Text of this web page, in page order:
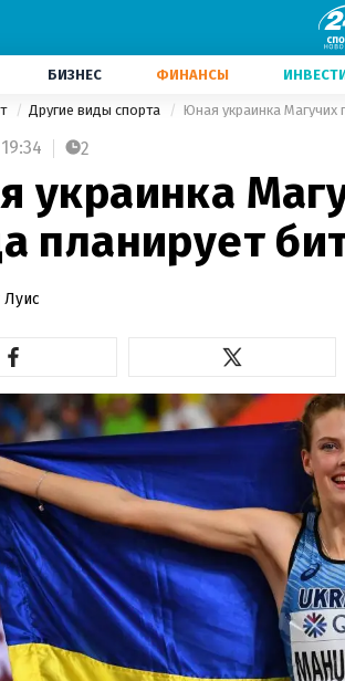
БИЗНЕС ФИНАНСЫ
Другие виды спорта Юная украинка Магучих
19:34 2
украинка
планирует
Луис